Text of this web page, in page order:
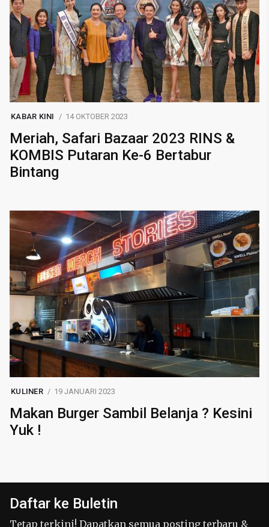
KABAR KINI 14 OKTOBER 2023
Meriah, Safari Bazaar 2023 RINS &
KOMBIS Putaran Ke-6 Bertabur
Bintang
KULINER 19 JANUARI 2023
Makan Burger Sambil Belanja ? Kesini
Yuk !
Daftar ke Buletin
Tetap terkini! Dapatkan semua posting terbaru &